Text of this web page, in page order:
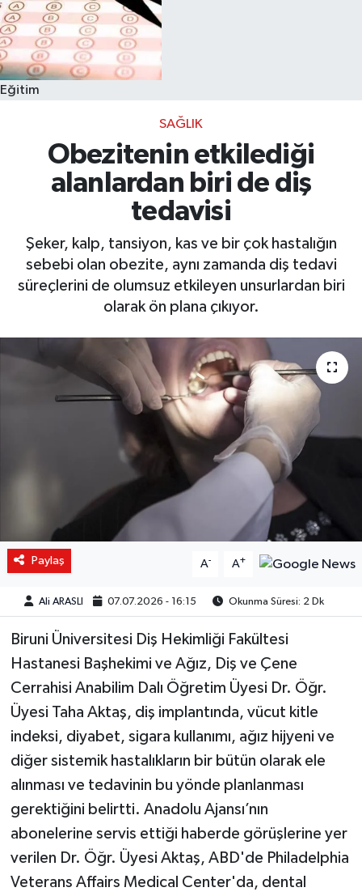
Eğitim
SAĞLIK
Obezitenin etkilediği
alanlardan biri de diş
tedavisi
Şeker, kalp, tansiyon, kas ve bir çok hastalığın
sebebi olan obezite, aynı zamanda diş tedavi
süreçlerini de olumsuz etkileyen unsurlardan biri
olarak ön plana çıkıyor.
Paylaş A- A+
Ali ARASLI 07.07.2026 - 16:15 Okunma Süresi: 2 Dk
Biruni Üniversitesi Diş Hekimliği Fakültesi
Hastanesi Başhekimi ve Ağız, Diş ve Çene
Cerrahisi Anabilim Dalı Öğretim Üyesi Dr. Öğr.
Üyesi Taha Aktaş, diş implantında, vücut kitle
indeksi, diyabet, sigara kullanımı, ağız hijyeni ve
diğer sistemik hastalıkların bir bütün olarak ele
alınması ve tedavinin bu yönde planlanması
gerektiğini belirtti. Anadolu Ajansı’nın
abonelerine servis ettiği haberde görüşlerine yer
verilen Dr. Öğr. Üyesi Aktaş, ABD'de Philadelphia
Veterans Affairs Medical Center'da, dental